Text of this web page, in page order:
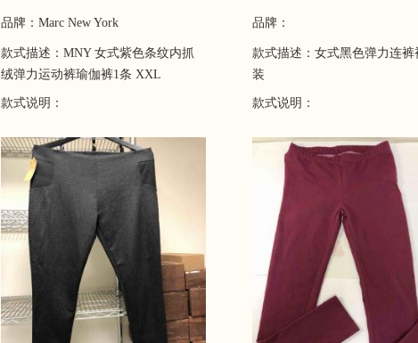
品牌：Marc New York
款式描述：MNY 女式紫色条纹内抓
绒弹力运动裤瑜伽裤1条 XXL
款式说明：
品牌：
款式描述：女式黑色弹力连裤
装
款式说明：